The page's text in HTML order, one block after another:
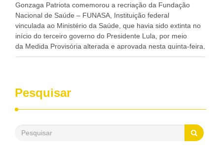
Gonzaga Patriota comemorou a recriação da Fundação
Nacional de Saúde – FUNASA, Instituição federal
vinculada ao Ministério da Saúde, que havia sido extinta no
início do terceiro governo do Presidente Lula, por meio
da Medida Provisória alterada e aprovada nesta quinta-feira,
pelo Congresso Nacional. Gonzaga Patriota disse hoje em
desenvolvimento dos seus municípios e, somente o ano
passado, essa Fundação distribuiu mais de três bilhões de
reais, com suas maravilhosas ações, dentre alas, mais de
saneamento básico, em pequenas comunidades rurais.
Patriota disse ainda que, mesmo sem mandato,
Pesquisar